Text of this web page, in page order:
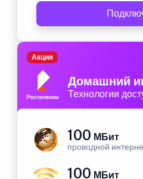
Домашний
Технологии
Акция
100 МБит
проводной
100 МБит